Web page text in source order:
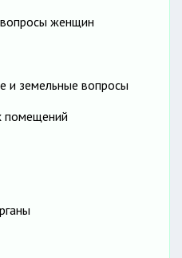
вопросы женщин
и земельные вопросы
помещений